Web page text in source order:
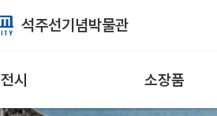
석주선기념박물관
전시 소장품